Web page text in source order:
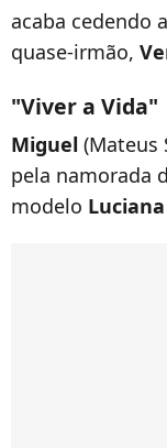
acaba cedendo
quase-irmão,
"Viver a Vida"
Miguel (Mateus
pela namorada
modelo Luciana